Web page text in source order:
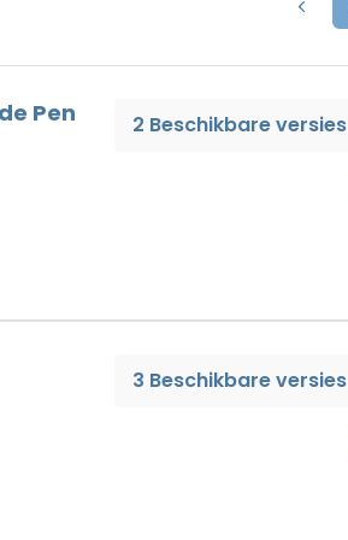
Pen 2 Beschikbare versies
3 Beschikbare versies